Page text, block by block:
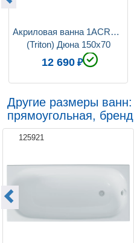
Акриловая ванна 1ACReal
(Triton) Дюна 150x70
12 690
Другие размеры
прямоугольная,
125921